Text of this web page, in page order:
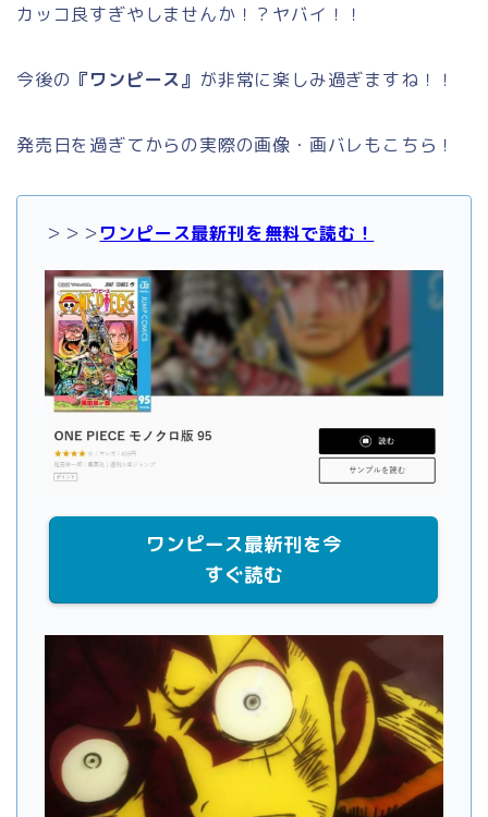
カッコ良すぎやしませんか！？ヤバイ！！
今後の 『ワンピース』 が非常に楽しみ過ぎますね！！
発売日を過ぎてからの実際の画像・画バレもこちら！
＞＞＞ワンピース最新刊を無料で読む！
ワンピース最新刊を今
すぐ読む